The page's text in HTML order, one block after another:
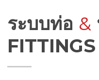
ระบบท่อ &